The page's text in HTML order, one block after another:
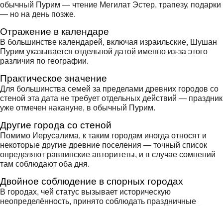
обычный Пурим — чтение Мегилат Эстер, трапезу, подарки
— но на день позже.
Отражение в календаре
В большинстве календарей, включая израильские, Шушан
Пурим указывается отдельной датой именно из-за этого
различия по географии.
Практическое значение
Для большинства семей за пределами древних городов со
стеной эта дата не требует отдельных действий — праздник
уже отмечен накануне, в обычный Пурим.
Другие города со стеной
Помимо Иерусалима, к таким городам иногда относят и
некоторые другие древние поселения — точный список
определяют раввинские авторитеты, и в случае сомнений
там соблюдают оба дня.
Двойное соблюдение в спорных городах
В городах, чей статус вызывает историческую
неопределённость, принято соблюдать праздничные